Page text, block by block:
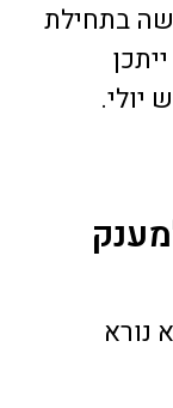
בתחילת
יולי.
נורא